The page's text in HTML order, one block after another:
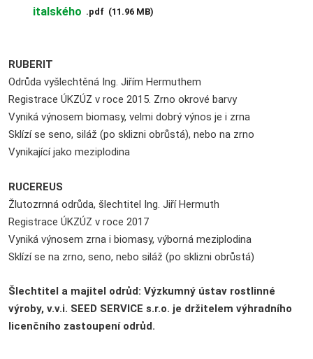
italského
pdf 11.96 MB
RUBERIT
Odrůda vyšlechtěná Ing. Jiřím Hermuthem
Registrace ÚKZÚZ v roce 2015. Zrno okrové barvy
Vyniká výnosem biomasy, velmi dobrý výnos je i zrna
Sklízí se seno, siláž (po sklizni obrůstá), nebo na zrno
Vynikající jako meziplodina
RUCEREUS
Žlutozrnná odrůda, šlechtitel Ing. Jiří Hermuth
Registrace ÚKZÚZ v roce 2017
Vyniká výnosem zrna i biomasy, výborná meziplodina
Sklízí se na zrno, seno, nebo siláž (po sklizni obrůstá)
Šlechtitel a majitel odrůd: Výzkumný ústav rostlinné
výroby, v.v.i. SEED SERVICE s.r.o. je držitelem výhradního
licenčního zastoupení odrůd.